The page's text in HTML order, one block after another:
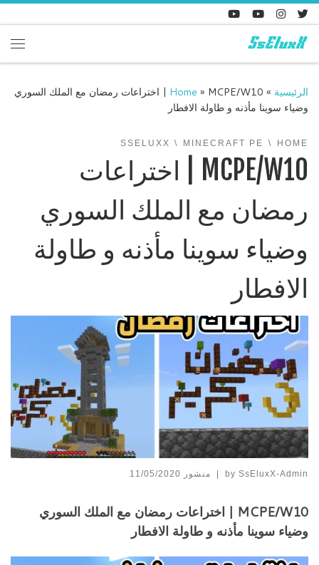
Skip to content
الرئيسية »
Home »
MCPE/W10 | اختراعات رمضان مع الملك السوري
وضياء سوينا مأذنه و طاولة الافطار
HOME
MINECRAFT PE
SSELUXX
MCPE/W10 | اختراعات
رمضان مع الملك السوري
وضياء سوينا مأذنه و طاولة
الافطار
by SsEluxX-Admin
| منشور 11/05/2020
MCPE/W10 | اختراعات رمضان مع الملك السوري
وضياء سوينا مأذنه و طاولة الافطار